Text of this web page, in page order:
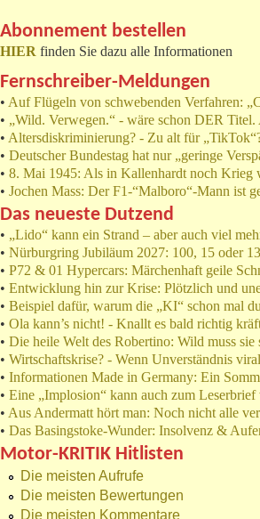
Abonnement bestellen
HIER finden Sie dazu alle Informationen
Fernschreiber-Meldungen
• Auf Flügeln von schwebenden Verfahren:
• „Wild. Verwegen.“ - wäre schon DER
• Altersdiskriminierung? - Zu alt für
• Deutscher Bundestag hat nur „geringe
• 8. Mai 1945: Als in Kallenhardt noch Krieg
• Jochen Mass: Der F1-“Malboro“-Mann ist
Das neueste Dutzend
• „Lido“ kann ein Strand – aber auch viel
• Nürburgring Jubiläum 2027: 100, 15 oder
• P72 & 01 Hypercars: Märchenhaft geile
• Entwicklung hin zur Krise: Plötzlich und
• Beispiel dafür, warum die „KI“ schon mal
• Ola kann’s nicht! - Knallt es bald richtig
• Die heile Welt des Robertino: Wild muss sie
• Wirtschaftskrise? - Wenn Unverständnis
• Informationen Made in Germany: Ein
• Eine „Implosion“ kann auch zum Leserbrief
• Aus Andermatt hört man: Noch nicht alle
• Das Basingstoke-Wunder: Insolvenz &
Motor-KRITIK Hitlisten
Die meisten Aufrufe
Die meisten Bewertungen
Die meisten Kommentare